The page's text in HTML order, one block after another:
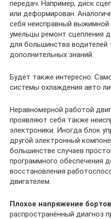
передач. Например, диск
или деформирован.
себя неисправный
умельцы ремонт сцепления
для большинства
дополнительных знаний.
Будет также интересно:
системы охлаждения авто
Неравномерной работой
проявляют себя также
электроники. Иногда блок
другой электронный
большинстве случаев
программного обеспечения
восстановления
двигателем.
Плохое напряжение
распространённый диагноз